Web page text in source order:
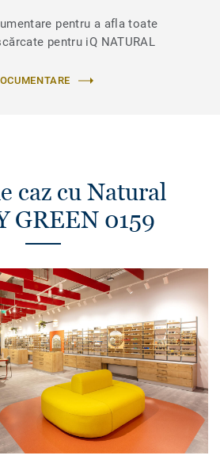
pentru a afla toate
pentru iQ NATURAL
caz cu Natural
GREEN 0159